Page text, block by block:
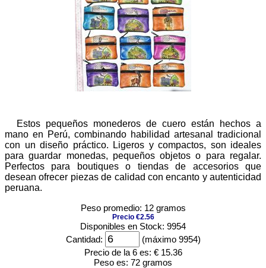
Estos pequeños monederos de cuero están hechos a
mano en Perú, combinando habilidad artesanal tradicional
con un diseño práctico. Ligeros y compactos, son ideales
para guardar monedas, pequeños objetos o para regalar.
Perfectos para boutiques o tiendas de accesorios que
desean ofrecer piezas de calidad con encanto y autenticidad
peruana.
Peso promedio: 12 gramos
Precio €2.56
Disponibles en Stock: 9954
Cantidad:
(máximo 9954)
Precio de la 6 es: € 15.36
Peso es: 72 gramos